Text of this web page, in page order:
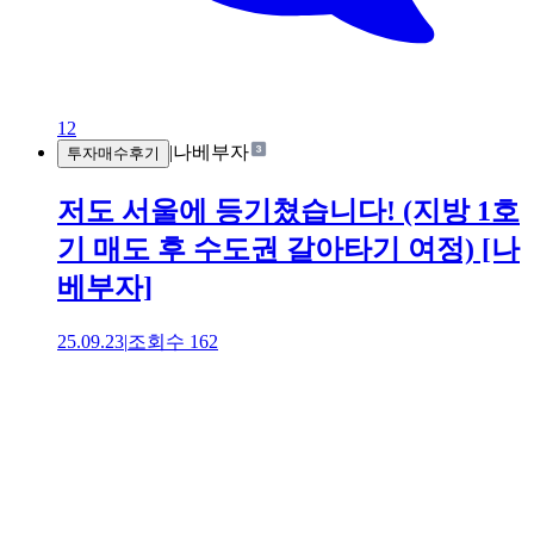
12
투자매수후기 |나베부자
저도 서울에 등기쳤습니다! (지방 1호
기 매도 후 수도권 갈아타기 여정) [나
베부자]
25.09.23|조회수 162